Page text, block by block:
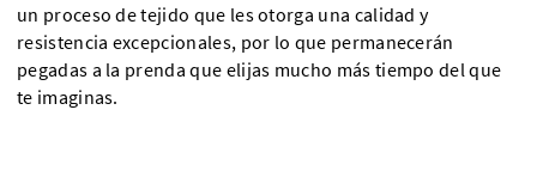
un proceso de tejido que les otorga una calidad y
resistencia excepcionales, por lo que permanecerán
pegadas a la prenda que elijas mucho más tiempo del que
te imaginas.